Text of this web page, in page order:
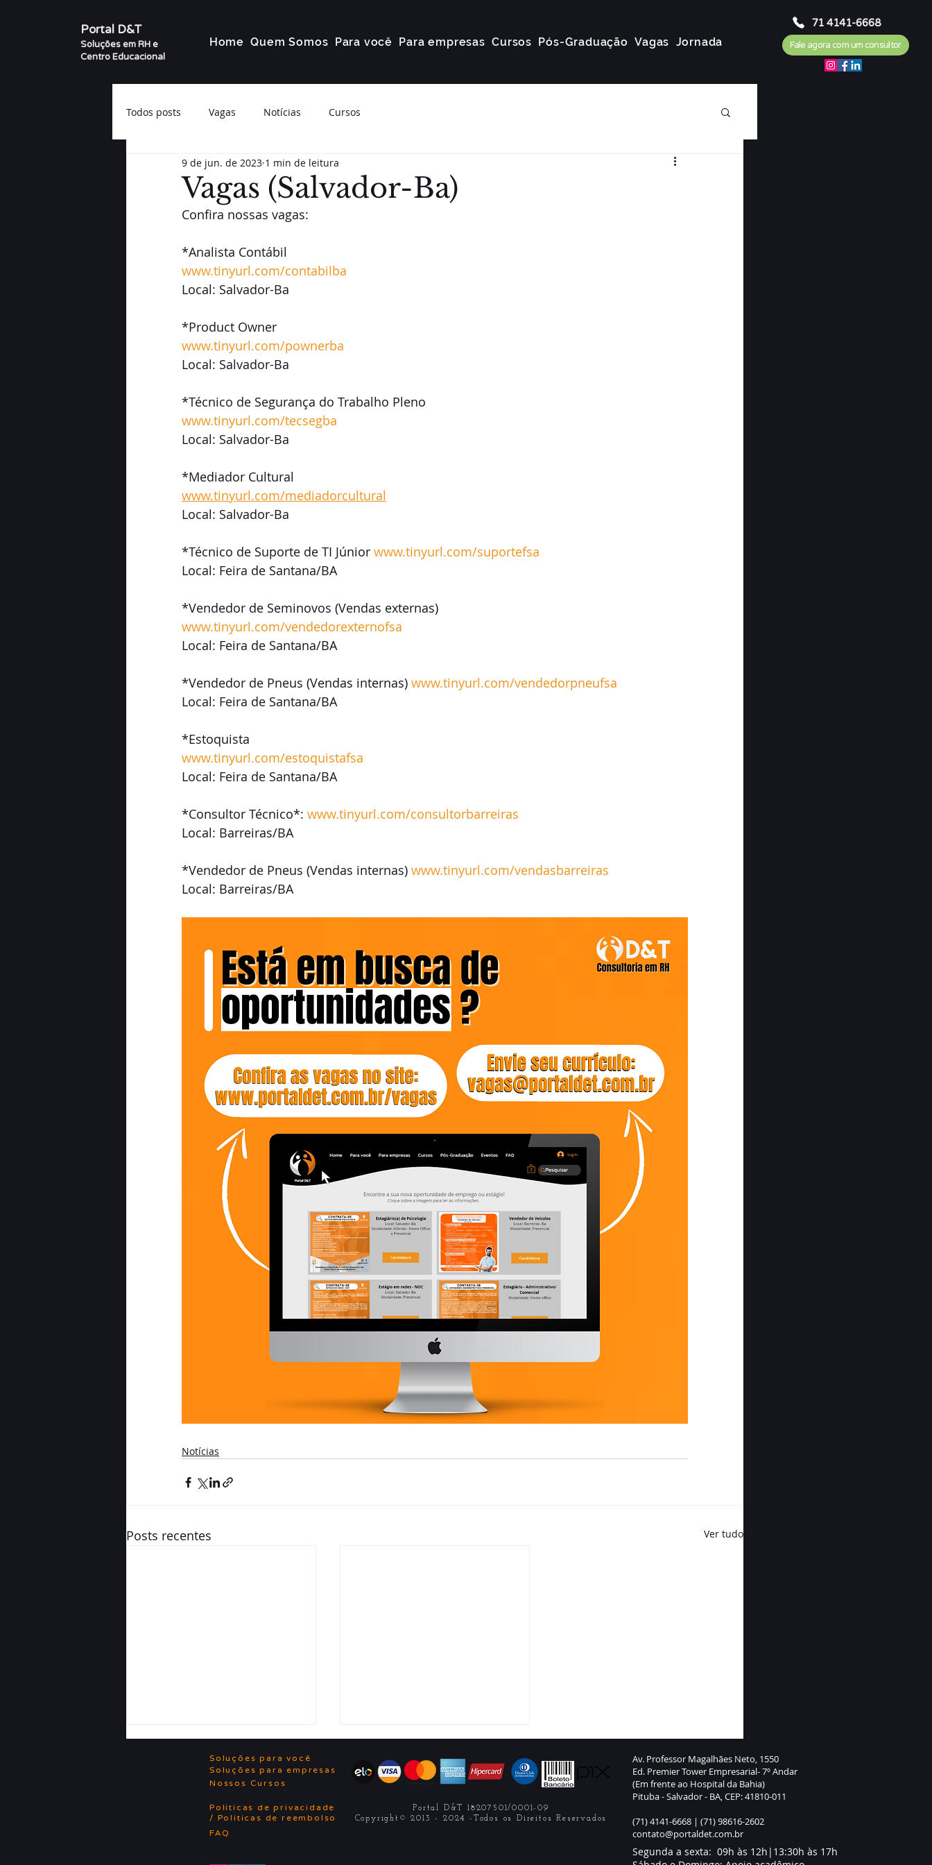
Portal D&T
Soluções em RH e
Centro Educacional
Home Quem Somos Para você Para empresas Cursos Pós-Graduação Vagas Jornada
71 4141-6668
Fale agora com um consultor
Todos posts Vagas Notícias Cursos
Vagas (Salvador-Ba)
9 de jun. de 2023 1 min de leitura
Confira nossas vagas:
*Analista Contábil
www.tinyurl.com/contabilba
Local: Salvador-Ba
*Product Owner
www.tinyurl.com/pownerba
Local: Salvador-Ba
*Técnico de Segurança do Trabalho Pleno
www.tinyurl.com/tecsegba
Local: Salvador-Ba
*Mediador Cultural
www.tinyurl.com/mediadorcultural
Local: Salvador-Ba
*Técnico de Suporte de TI Júnior www.tinyurl.com/suportefsa
Local: Feira de Santana/BA
*Vendedor de Seminovos (Vendas externas)
www.tinyurl.com/vendedorexternofsa
Local: Feira de Santana/BA
*Vendedor de Pneus (Vendas internas) www.tinyurl.com/vendedorpneufsa
Local: Feira de Santana/BA
*Estoquista
www.tinyurl.com/estoquistafsa
Local: Feira de Santana/BA
*Consultor Técnico*: www.tinyurl.com/consultorbarreiras
Local: Barreiras/BA
*Vendedor de Pneus (Vendas internas) www.tinyurl.com/vendasbarreiras
Local: Barreiras/BA
Notícias
Posts recentes Ver tudo
Soluções para você
Soluções para empresas
Nossos Cursos
Políticas de privacidade
/ Políticas de reembolso
Portal D&T 18207501/0001-09
Copyright© 2013 - 2024 -Todos os Direitos Reservados
FAQ
Av. Professor Magalhães Neto, 1550
Ed. Premier Tower Empresarial- 7º Andar
(Em frente ao Hospital da Bahia)
Pituba - Salvador - BA, CEP: 41810-011
(71) 4141-6668 | (71) 98616-2602
contato@portaldet.com.br
Segunda a sexta: 09h às 12h|13:30h às 17h